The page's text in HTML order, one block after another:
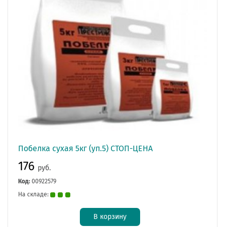
Побелка сухая 5кг (уп.5) СТОП-ЦЕНА
176 руб.
Код: 00922579
На складе:
В корзину